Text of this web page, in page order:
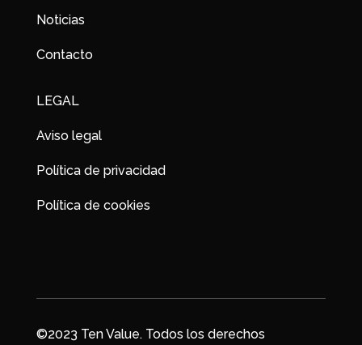
Noticias
Contacto
LEGAL
Aviso legal
Política de privacidad
Política de cookies
©2023 Ten Value. Todos los derechos